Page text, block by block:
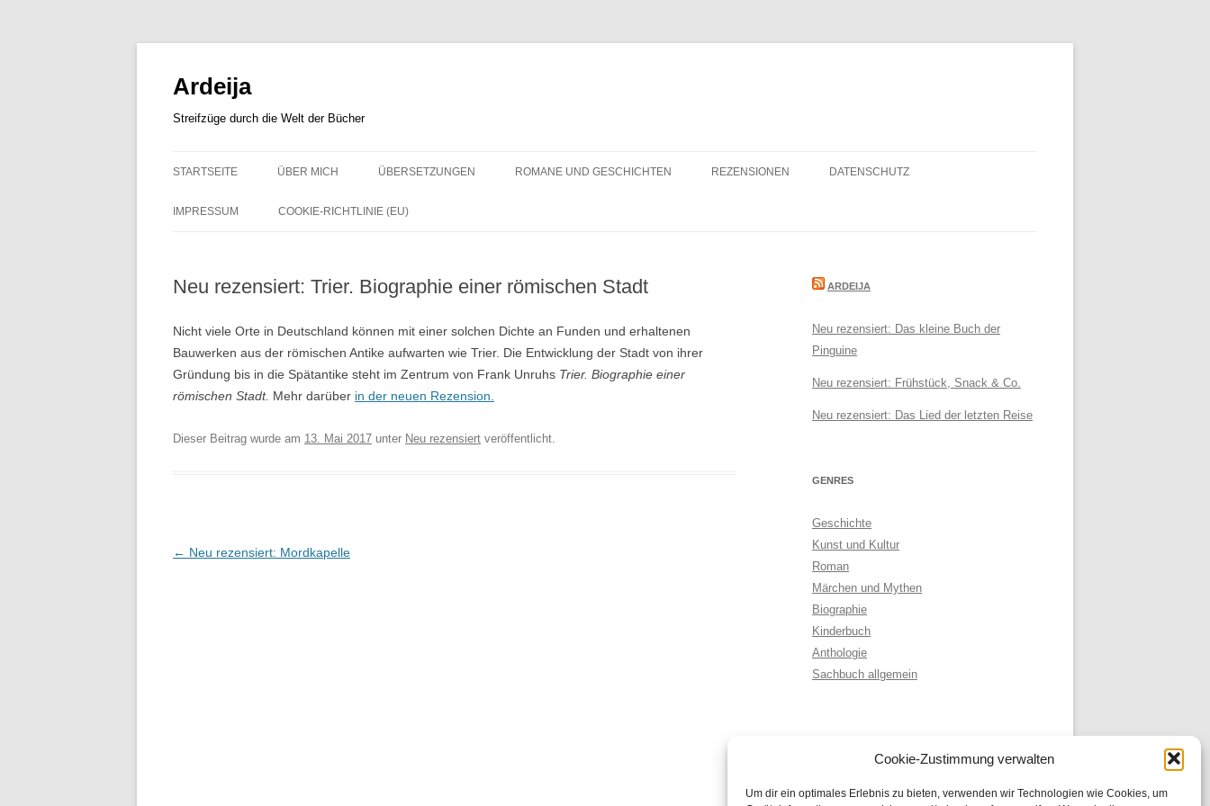
Cookie-Zustimmung verwalten
Um dir ein optimales Erlebnis zu bieten, verwenden wir Technologien wie Cookies, um
Ardeija
Streifzüge durch die Welt der Bücher
STARTSEITE ÜBER MICH ÜBERSETZUNGEN ROMANE UND GESCHICHTEN REZENSIONEN DATENSCHUTZ
IMPRESSUM COOKIE-RICHTLINIE (EU)
Neu rezensiert: Trier. Biographie einer römischen Stadt
Nicht viele Orte in Deutschland können mit einer solchen Dichte an Funden und erhaltenen
Bauwerken aus der römischen Antike aufwarten wie Trier. Die Entwicklung der Stadt von ihrer
Gründung bis in die Spätantike steht im Zentrum von Frank Unruhs Trier. Biographie einer
römischen Stadt. Mehr darüber in der neuen Rezension.
Dieser Beitrag wurde am 13. Mai 2017 unter Neu rezensiert veröffentlicht.
Beitragsnavigation
← Neu rezensiert: Mordkapelle
ARDEIJA
Neu rezensiert: Das kleine Buch der
Pinguine
Neu rezensiert: Frühstück, Snack & Co.
Neu rezensiert: Das Lied der letzten Reise
GENRES
Geschichte
Kunst und Kultur
Roman
Märchen und Mythen
Biographie
Kinderbuch
Anthologie
Sachbuch allgemein